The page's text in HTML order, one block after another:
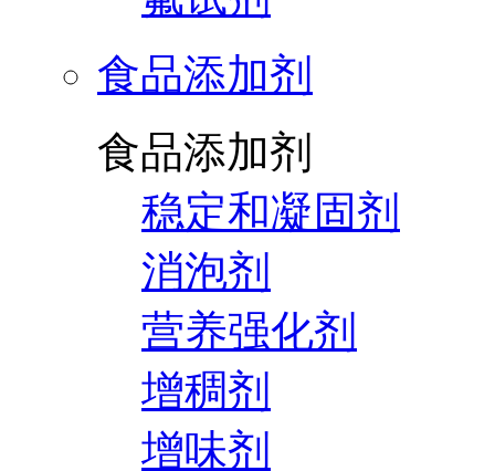
食品添加剂
食品添加剂
稳定和凝固剂
消泡剂
营养强化剂
增稠剂
增味剂